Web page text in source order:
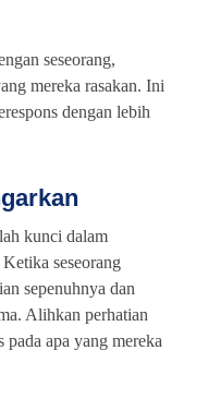
seseorang,
mereka rasakan. Ini
dengan lebih
kunci dalam
seseorang
sepenuhnya dan
Alihkan perhatian
apa yang mereka